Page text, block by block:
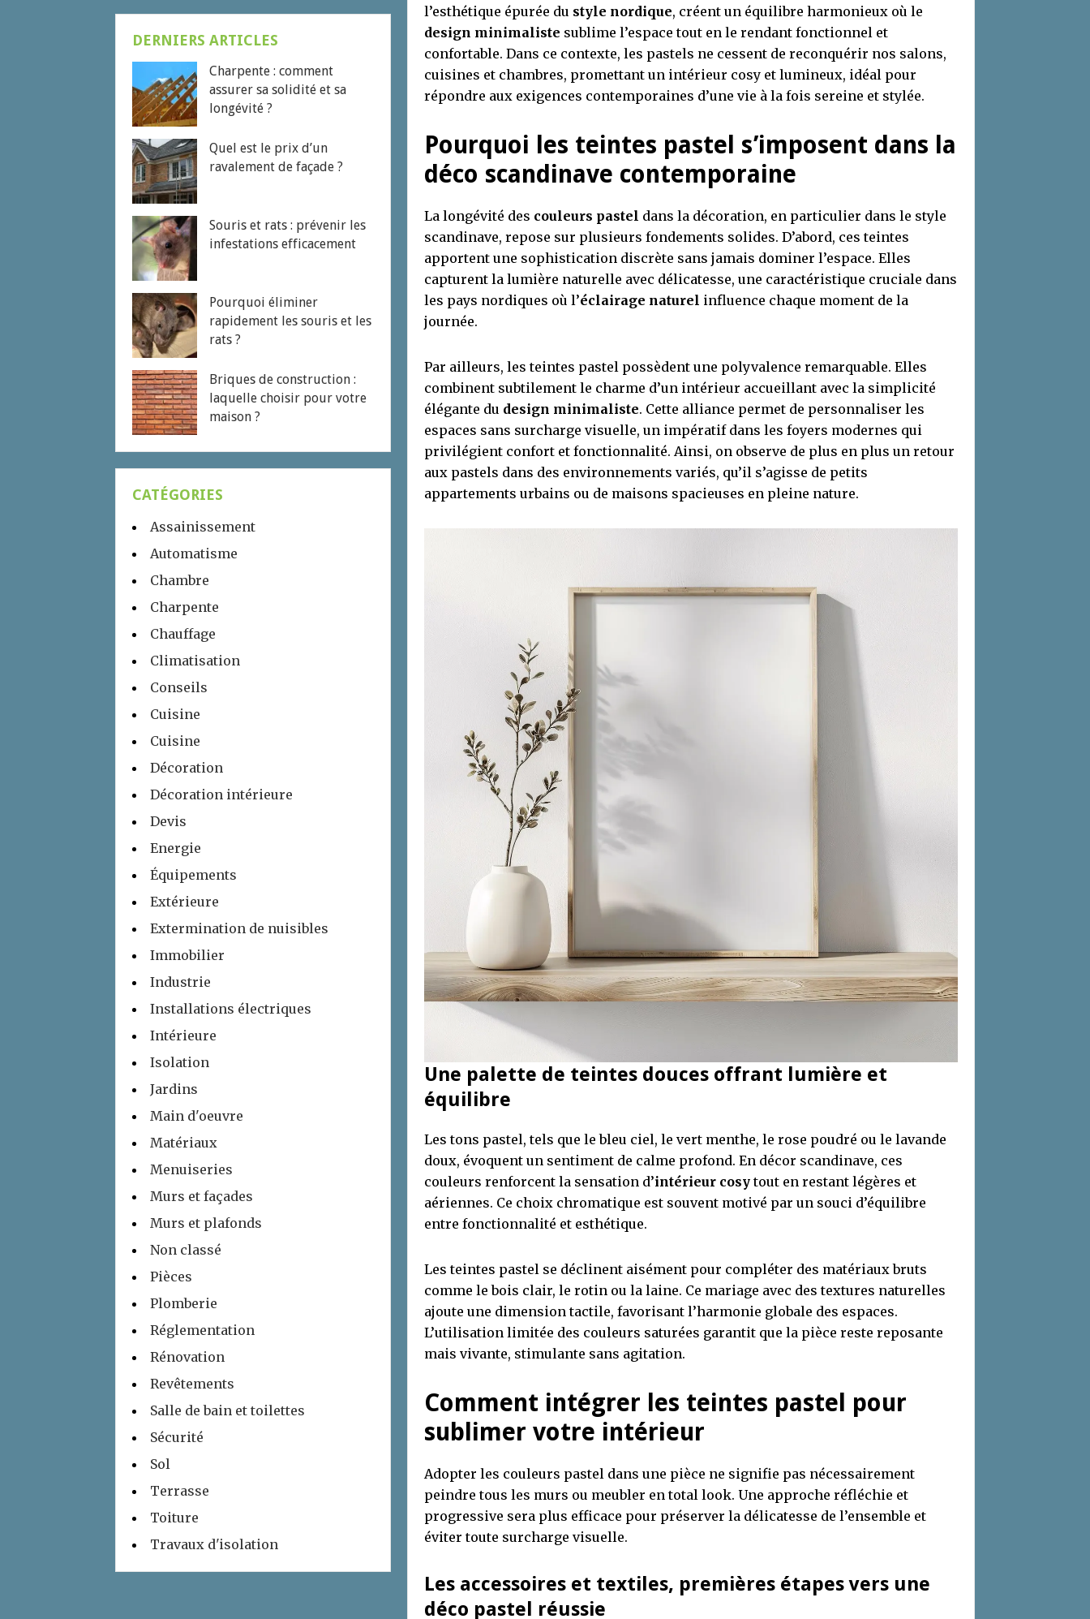
l’esthétique épurée du style nordique, créent un équilibre harmonieux où le
design minimaliste sublime l’espace tout en le rendant fonctionnel et
confortable. Dans ce contexte, les pastels ne cessent de reconquérir nos salons,
cuisines et chambres, promettant un intérieur cosy et lumineux, idéal pour
répondre aux exigences contemporaines d’une vie à la fois sereine et stylée.
Pourquoi les teintes pastel s’imposent dans la
déco scandinave contemporaine
La longévité des couleurs pastel dans la décoration, en particulier dans le style
scandinave, repose sur plusieurs fondements solides. D’abord, ces teintes
apportent une sophistication discrète sans jamais dominer l’espace. Elles
capturent la lumière naturelle avec délicatesse, une caractéristique cruciale dans
les pays nordiques où l’éclairage naturel influence chaque moment de la
journée.
Par ailleurs, les teintes pastel possèdent une polyvalence remarquable. Elles
combinent subtilement le charme d’un intérieur accueillant avec la simplicité
élégante du design minimaliste. Cette alliance permet de personnaliser les
espaces sans surcharge visuelle, un impératif dans les foyers modernes qui
privilégient confort et fonctionnalité. Ainsi, on observe de plus en plus un retour
aux pastels dans des environnements variés, qu’il s’agisse de petits
appartements urbains ou de maisons spacieuses en pleine nature.
Une palette de teintes douces offrant lumière et
équilibre
Les tons pastel, tels que le bleu ciel, le vert menthe, le rose poudré ou le lavande
doux, évoquent un sentiment de calme profond. En décor scandinave, ces
couleurs renforcent la sensation d’intérieur cosytout en restant légères et
aériennes. Ce choix chromatique est souvent motivé par un souci d’équilibre
entre fonctionnalité et esthétique.
Les teintes pastel se déclinent aisément pour compléter des matériaux bruts
comme le bois clair, le rotin ou la laine. Ce mariage avec des textures naturelles
ajoute une dimension tactile, favorisant l’harmonie globale des espaces.
L’utilisation limitée des couleurs saturées garantit que la pièce reste reposante
mais vivante, stimulante sans agitation.
Comment intégrer les teintes pastel pour
sublimer votre intérieur
Adopter les couleurs pastel dans une pièce ne signifie pas nécessairement
peindre tous les murs ou meubler en total look. Une approche réfléchie et
progressive sera plus efficace pour préserver la délicatesse de l’ensemble et
éviter toute surcharge visuelle.
Les accessoires et textiles, premières étapes vers une
déco pastel réussie
DERNIERS ARTICLES
Charpente : comment
assurer sa solidité et sa
longévité ?
Quel est le prix d’un
ravalement de façade ?
Souris et rats : prévenir les
infestations efficacement
Pourquoi éliminer
rapidement les souris et les
rats ?
Briques de construction :
laquelle choisir pour votre
maison ?
CATÉGORIES
Assainissement
Automatisme
Chambre
Charpente
Chauffage
Climatisation
Conseils
Cuisine
Cuisine
Décoration
Décoration intérieure
Devis
Energie
Équipements
Extérieure
Extermination de nuisibles
Immobilier
Industrie
Installations électriques
Intérieure
Isolation
Jardins
Main d'oeuvre
Matériaux
Menuiseries
Murs et façades
Murs et plafonds
Non classé
Pièces
Plomberie
Réglementation
Rénovation
Revêtements
Salle de bain et toilettes
Sécurité
Sol
Terrasse
Toiture
Travaux d'isolation